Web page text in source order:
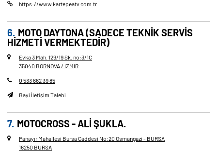
https://www.kartepeatv.com.tr
MOTO DAYTONA (SADECE TEKNIK SERVIS
HIZMETI VERMEKTEDIR)
Evka 3 Mah. 129/19 Sk. no:3/1C
35040 BORNOVA / IZMIR
0 533 662 39 85
Bayi İletişim Talebi
MOTOCROSS - ALI ŞUKLA.
Panayır Mahallesi Bursa Caddesi No:20 Osmangazi - BURSA
16250 BURSA